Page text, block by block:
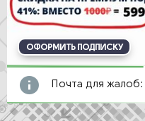
ОФОРМИТЬ ПОДПИСКУ
Почта для жалоб: